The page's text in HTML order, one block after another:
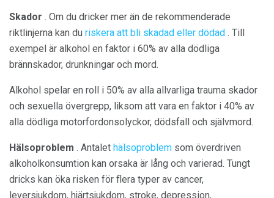
Skador . Om du dricker mer än de rekommenderade
riktlinjerna kan du riskera att bli skadad eller dödad . Till
exempel är alkohol en faktor i 60% av alla dödliga
brännskador, drunkningar och mord.
Alkohol spelar en roll i 50% av alla allvarliga trauma skador
och sexuella övergrepp, liksom att vara en faktor i 40% av
alla dödliga motorfordonsolyckor, dödsfall och självmord.
Hälsoproblem . Antalet hälsoproblem som överdriven
alkoholkonsumtion kan orsaka är lång och varierad. Tungt
dricks kan öka risken för flera typer av cancer,
leversjukdom, hjärtsjukdom, stroke, depression,